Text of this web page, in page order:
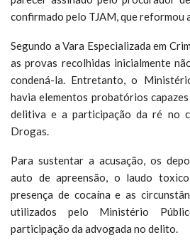
confirmado pelo TJAM, que reformou
Segundo a Vara Especializada em
as provas recolhidas inicialmente
condená-la. Entretanto, o
havia elementos probatórios
delitiva e a participação da ré no
Drogas.
Para sustentar a acusação, os
auto de apreensão, o laudo
presença de cocaína e as
utilizados pelo Ministério
participação da advogada no delito.